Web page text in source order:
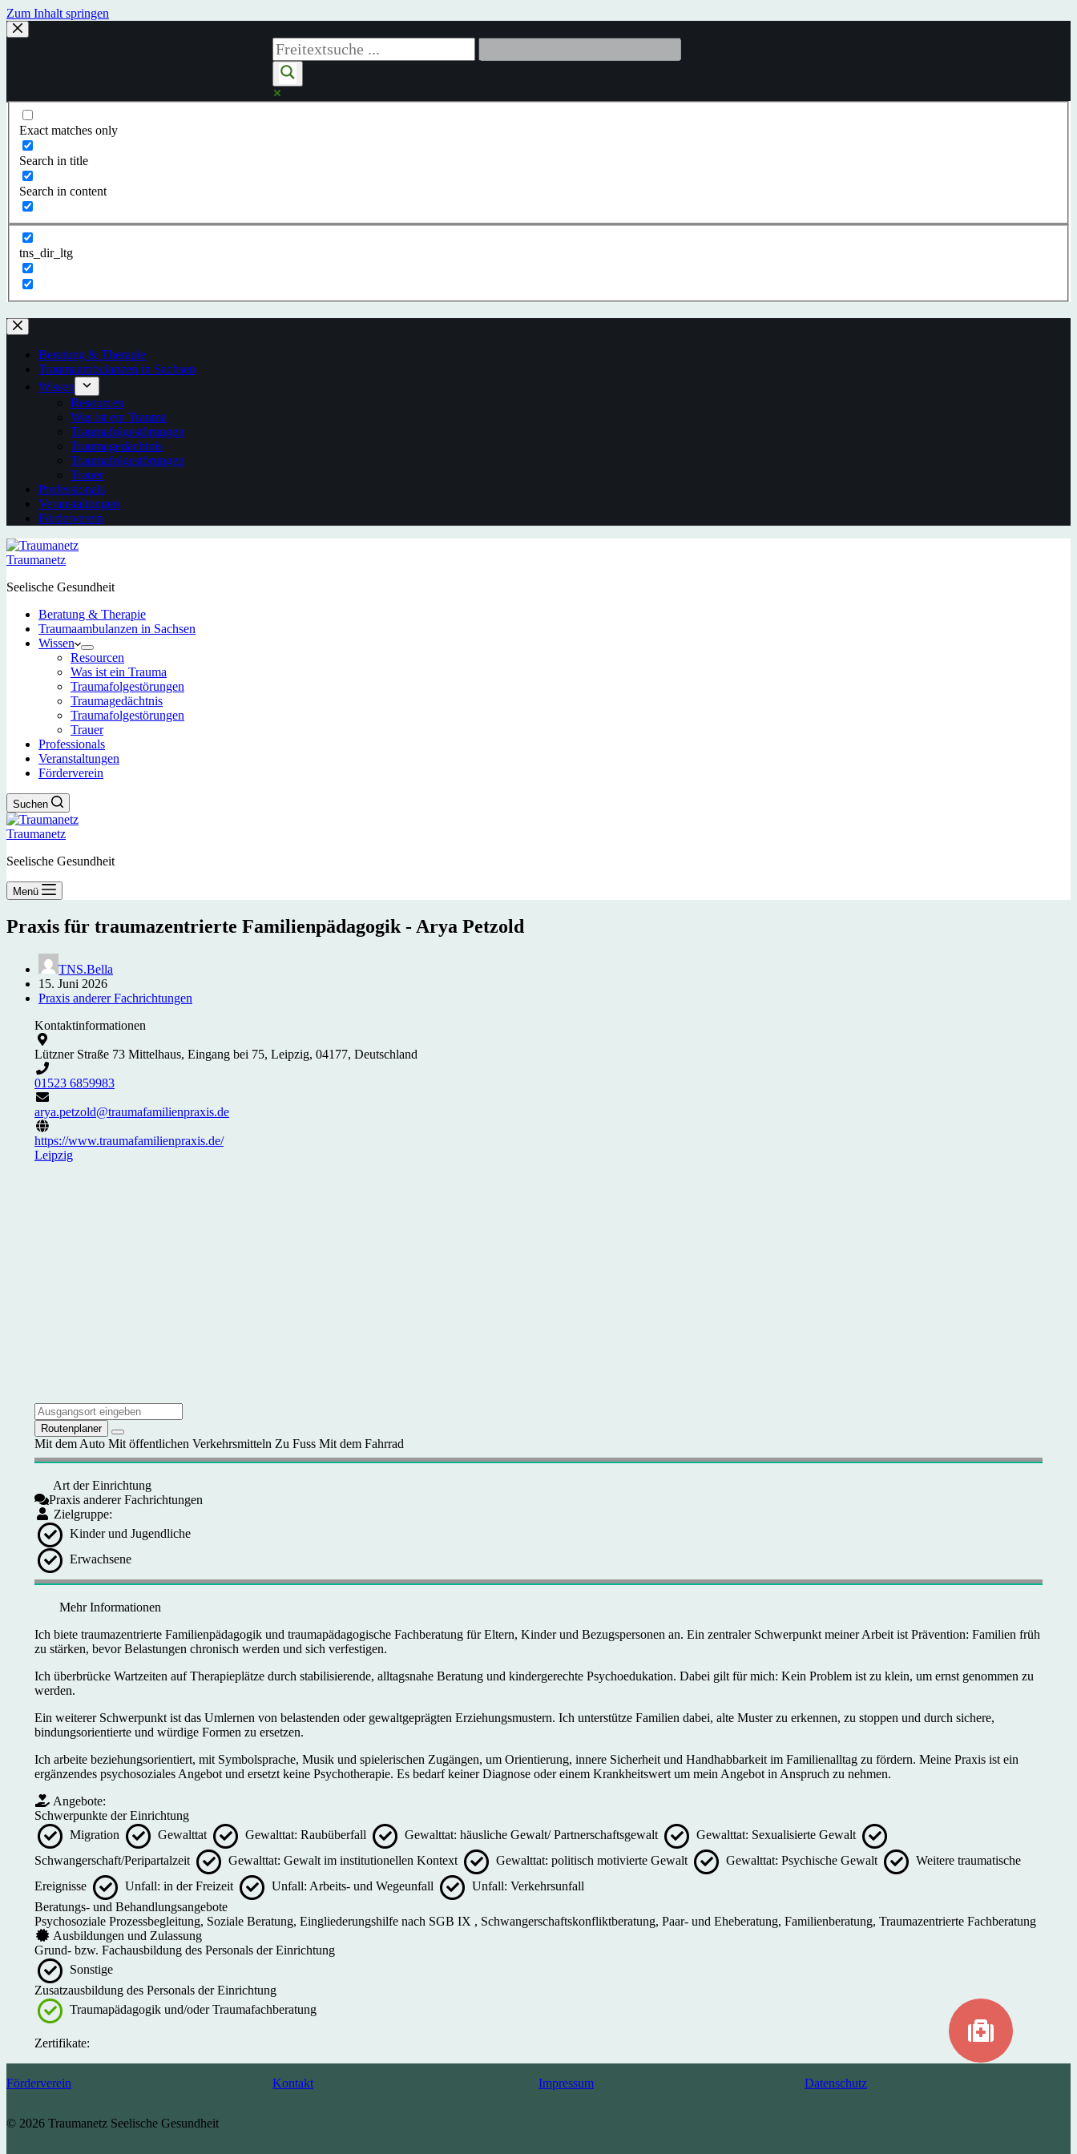
Zum Inhalt springen
Exact matches only
Search in title
Search in content
tns_dir_ltg
Beratung & Therapie
Traumaambulanzen in Sachsen
Wissen
Resourcen
Was ist ein Trauma
Traumafolgestörungen
Traumagedächtnis
Traumafolgestörungen
Trauer
Professionals
Veranstaltungen
Förderverein
Traumanetz
Seelische Gesundheit
Beratung & Therapie
Traumaambulanzen in Sachsen
Wissen
Resourcen
Was ist ein Trauma
Traumafolgestörungen
Traumagedächtnis
Traumafolgestörungen
Trauer
Professionals
Veranstaltungen
Förderverein
Suchen
Traumanetz
Seelische Gesundheit
Menü
Praxis für traumazentrierte Familienpädagogik - Arya Petzold
TNS.Bella
15. Juni 2026
Praxis anderer Fachrichtungen
Kontaktinformationen
Lützner Straße 73 Mittelhaus, Eingang bei 75, Leipzig, 04177, Deutschland
01523 6859983
arya.petzold@traumafamilienpraxis.de
https://www.traumafamilienpraxis.de/
Leipzig
Routenplaner
Mit dem Auto Mit öffentlichen Verkehrsmitteln Zu Fuss Mit dem Fahrrad
Art der Einrichtung
Praxis anderer Fachrichtungen
Zielgruppe:
Kinder und Jugendliche
Erwachsene
Mehr Informationen
Ich biete traumazentrierte Familienpädagogik und traumapädagogische Fachberatung für Eltern, Kinder und Bezugspersonen an. Ein zentraler Schwerpunkt meiner Arbeit ist Prävention: Familien früh
zu stärken, bevor Belastungen chronisch werden und sich verfestigen.
Ich überbrücke Wartzeiten auf Therapieplätze durch stabilisierende, alltagsnahe Beratung und kindergerechte Psychoedukation. Dabei gilt für mich: Kein Problem ist zu klein, um ernst genommen zu
werden.
Ein weiterer Schwerpunkt ist das Umlernen von belastenden oder gewaltgeprägten Erziehungsmustern. Ich unterstütze Familien dabei, alte Muster zu erkennen, zu stoppen und durch sichere,
bindungsorientierte und würdige Formen zu ersetzen.
Ich arbeite beziehungsorientiert, mit Symbolsprache, Musik und spielerischen Zugängen, um Orientierung, innere Sicherheit und Handhabbarkeit im Familienalltag zu fördern. Meine Praxis ist ein
ergänzendes psychosoziales Angebot und ersetzt keine Psychotherapie. Es bedarf keiner Diagnose oder einem Krankheitswert um mein Angebot in Anspruch zu nehmen.
Angebote:
Schwerpunkte der Einrichtung
Migration
Gewalttat Gewalttat: Raubüberfall Gewalttat: häusliche Gewalt/ Partnerschaftsgewalt
Gewalttat: Sexualisierte Gewalt
Schwangerschaft/Peripartalzeit
Gewalttat: Gewalt im institutionellen Kontext Gewalttat: politisch motivierte Gewalt Gewalttat: Psychische Gewalt
Weitere traumatische
Ereignisse
Unfall: in der Freizeit Unfall: Arbeits- und Wegeunfall
Unfall: Verkehrsunfall
Beratungs- und Behandlungsangebote
Psychosoziale Prozessbegleitung, Soziale Beratung, Eingliederungshilfe nach SGB IX , Schwangerschaftskonfliktberatung, Paar- und Eheberatung, Familienberatung, Traumazentrierte Fachberatung
Ausbildungen und Zulassung
Grund- bzw. Fachausbildung des Personals der Einrichtung
Sonstige
Zusatzausbildung des Personals der Einrichtung
Traumapädagogik und/oder Traumafachberatung
Zertifikate:
Förderverein Kontakt Impressum Datenschutz
© 2026 Traumanetz Seelische Gesundheit